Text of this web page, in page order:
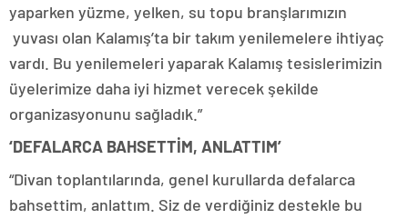
yaparken yüzme, yelken, su topu branşlarımızın
yuvası olan Kalamış’ta bir takım yenilemelere ihtiyaç
vardı. Bu yenilemeleri yaparak Kalamış tesislerimizin
üyelerimize daha iyi hizmet verecek şekilde
organizasyonunu sağladık.”
‘DEFALARCA BAHSETTİM, ANLATTIM’
“Divan toplantılarında, genel kurullarda defalarca
bahsettim, anlattım. Siz de verdiğiniz destekle bu